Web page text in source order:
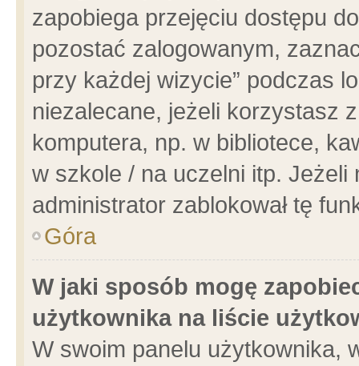
zapobiega przejęciu dostępu
pozostać zalogowanym,
przy każdej wizycie” podczas
niezalecane, jeżeli korzystasz
komputera, np. w bibliotece,
w szkole / na uczelni itp.
administrator zablokował tę
Góra
W jaki sposób mogę
użytkownika na liście
W swoim panelu użytkownika,